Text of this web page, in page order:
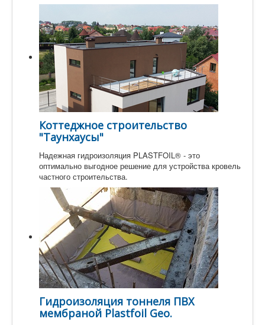
Коттеджное строительство
"Таунхаусы"
Надежная гидроизоляция PLASTFOIL® - это
оптимально выгодное решение для устройства кровель
частного строительства.
Гидроизоляция тоннеля ПВХ
мембраной Plastfoil Geo.